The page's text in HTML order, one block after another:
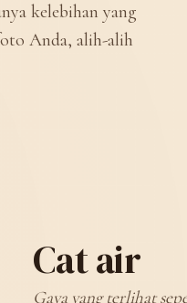
kelebihan yang
Anda, alih-alih
Cat air
Gaya yang terlihat